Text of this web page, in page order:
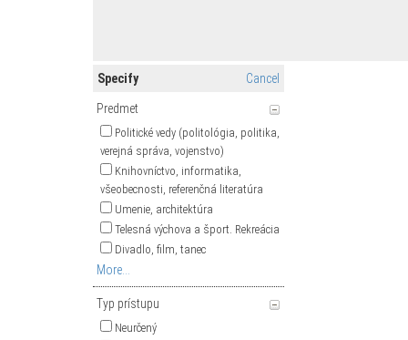
Specify Cancel
Predmet
Politické vedy (politológia, politika,
verejná správa, vojenstvo)
Knihovníctvo, informatika,
všeobecnosti, referenčná literatúra
Umenie, architektúra
Telesná výchova a šport. Rekreácia
Divadlo, film, tanec
More...
Typ prístupu
Neurčený